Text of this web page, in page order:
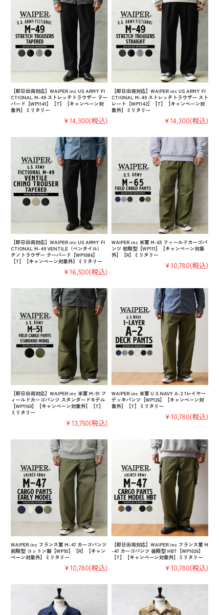
【即日出荷対応】WAIPER.inc US ARMY FI
CTIONAL M-49 ストレッチトラウザー テー
パード【WP1141】【T】【キャンペーン対
象外】ミリタリー
¥14,300(税込)
【即日出荷対応】WAIPER.inc US ARMY FI
CTIONAL M-49 ストレッチトラウザー スト
レート【WP1142】【T】【キャンペーン対
象外】ミリタリー
¥14,300(税込)
【即日出荷対応】WAIPER.inc US ARMY FI
CTIONAL M-49 VENTILE（ベンタイル）
チノトラウザー テーパード【WP1086】
【T】【キャンペーン対象外】ミリタリー
¥16,500(税込)
WAIPER.inc 米軍 M-65 フィールドカーゴパ
ンツ 初期型【WP111】【キャンペーン対象
外】【R】ミリタリー
¥10,780(税込)
【即日出荷対応】WAIPER.inc 米軍 M-51 フ
ィールドカーゴパンツ スタンダードモデル
【WP1160】【キャンペーン対象外】【T】
ミリタリー
¥13,750(税込)
WAIPER.inc 米軍 U.S.NAVY A-2 1レイヤー
デッキパンツ【WP126】【キャンペーン対
象外】【T】ミリタリー
¥10,780(税込)
WAIPER.inc フランス軍 M-47 カーゴパンツ
前期型 コットン製【WP93】【R】【キャン
ペーン対象外】ミリタリー
¥10,780(税込)
【即日出荷対応】WAIPER.inc フランス軍 M
-47 カーゴパンツ 後期型 HBT【WP1026】
【T】【キャンペーン対象外】ミリタリー
¥10,780(税込)